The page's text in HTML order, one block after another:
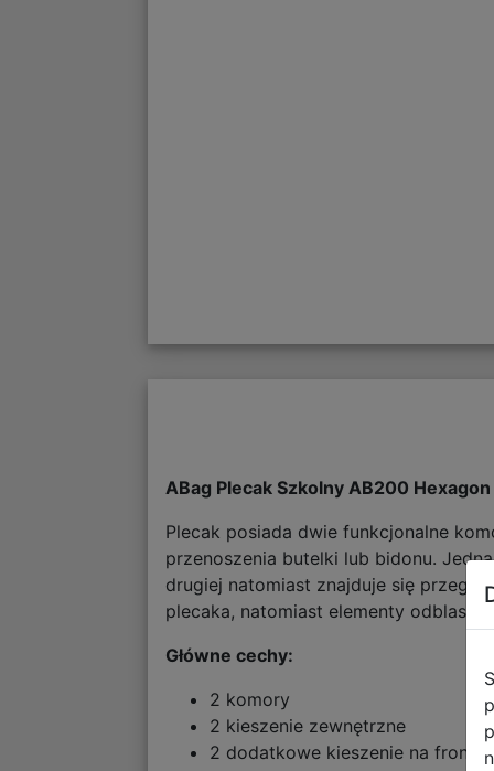
ABag Plecak Szkolny AB200
Plecak posiada dwie funkcjonalne
przenoszenia butelki lub bidonu.
drugiej natomiast znajduje się
plecaka, natomiast elementy
Główne cechy:
2 komory
2 kieszenie zewnętrzne
2 dodatkowe kieszenie na froncie